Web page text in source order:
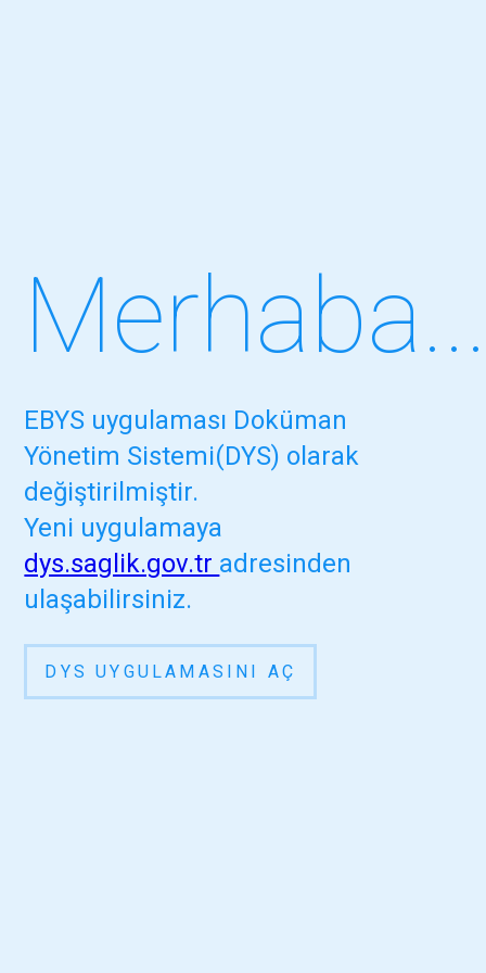
EBYS uygulaması Doküman
Yönetim Sistemi(DYS) olarak
değiştirilmiştir.
Yeni uygulamaya
dys.saglik.gov.tr adresinden
ulaşabilirsiniz.
DYS UYGULAMASINI AÇ